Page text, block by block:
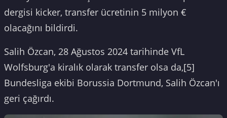
dergisi kicker, transfer ücretinin 5 milyon €
olacağını bildirdi.
Salih Özcan, 28 Ağustos 2024 tarihinde VfL
Wolfsburg'a kiralık olarak transfer olsa da,[5]
Bundesliga ekibi Borussia Dortmund, Salih Özcan'ı
geri çağırdı.